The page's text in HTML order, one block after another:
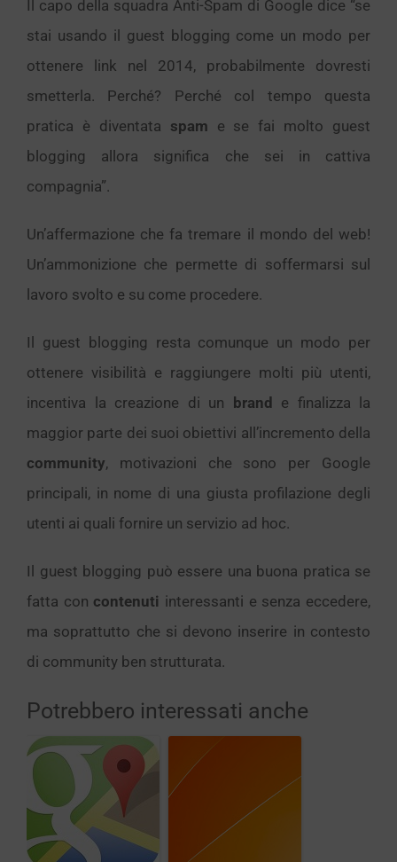
Il capo della squadra Anti-Spam di Google dice “se
stai usando il guest blogging come un modo per
ottenere link nel 2014, probabilmente dovresti
smetterla. Perché? Perché col tempo questa
pratica è diventata spam e se fai molto guest
blogging allora significa che sei in cattiva
compagnia”.
Un’affermazione che fa tremare il mondo del web!
Un’ammonizione che permette di soffermarsi sul
lavoro svolto e su come procedere.
Il guest blogging resta comunque un modo per
ottenere visibilità e raggiungere molti più utenti,
incentiva la creazione di un brand e finalizza la
maggior parte dei suoi obiettivi all’incremento della
community, motivazioni che sono per Google
principali, in nome di una giusta profilazione degli
utenti ai quali fornire un servizio ad hoc.
Il guest blogging può essere una buona pratica se
fatta con contenuti interessanti e senza eccedere,
ma soprattutto che si devono inserire in contesto
di community ben strutturata.
Potrebbero interessati anche